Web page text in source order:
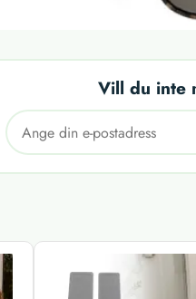
Vill du inte